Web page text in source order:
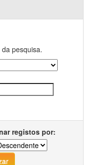
pesquisa.
registos por: